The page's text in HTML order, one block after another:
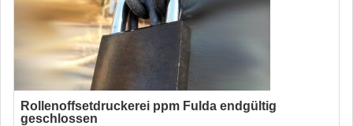
Rollenoffsetdruckerei ppm Fulda endgültig
geschlossen